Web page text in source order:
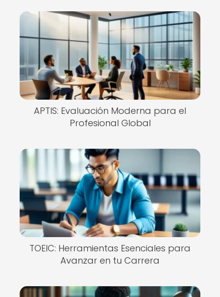
APTIS: Evaluación Moderna para el
Profesional Global
TOEIC: Herramientas Esenciales para
Avanzar en tu Carrera